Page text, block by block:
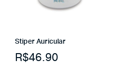
Stiper Auricular
R$46.90